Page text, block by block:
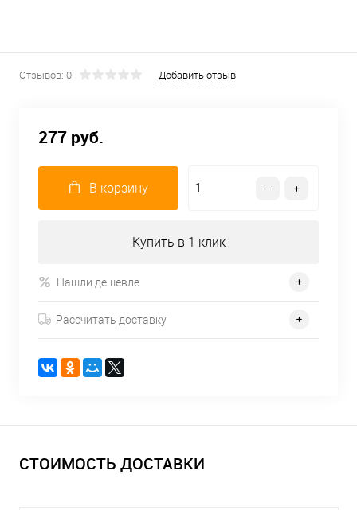
Отзывов: 0 Добавить отзыв
277 руб.
В корзину
Купить в 1 клик
Нашли дешевле
Рассчитать доставку
СТОИМОСТЬ ДОСТАВКИ